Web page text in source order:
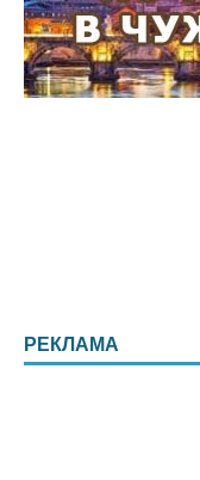
РЕКЛАМА